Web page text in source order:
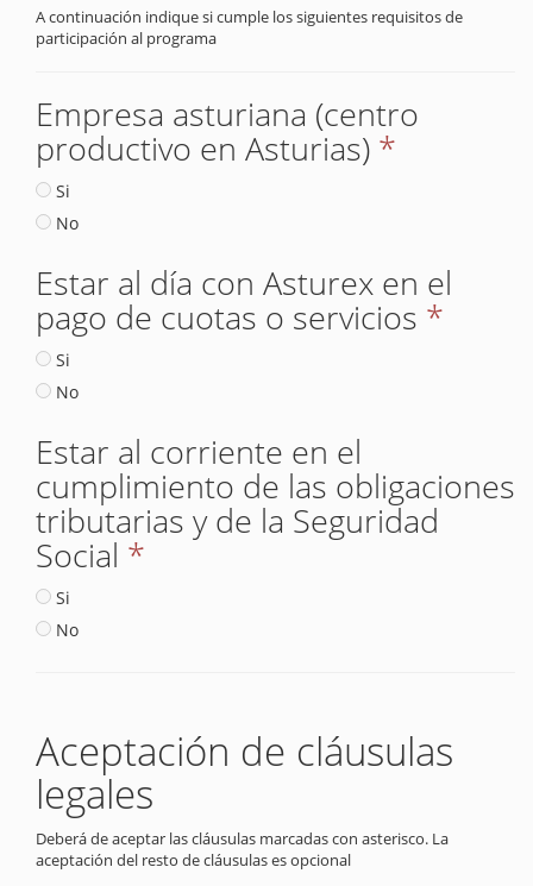
A continuación indique si cumple los siguientes requisitos de
participación al programa
Empresa asturiana (centro
productivo en Asturias) *
Si
No
Estar al día con Asturex en el
pago de cuotas o servicios *
Si
No
Estar al corriente en el
cumplimiento de las obligaciones
tributarias y de la Seguridad
Social *
Si
No
Aceptación de cláusulas
legales
Deberá de aceptar las cláusulas marcadas con asterisco. La
aceptación del resto de cláusulas es opcional